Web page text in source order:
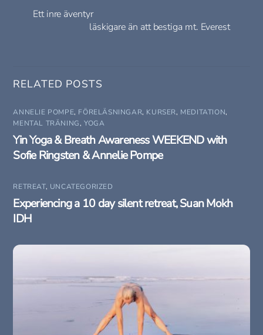
Ett inre äventyr
läskigare än att bestiga mt. Everest
RELATED POSTS
ANNELIE POMPE, FÖRELÄSNINGAR, KURSER, MEDITATION,
MENTAL TRÄNING,YOGA
Yin Yoga & Breath Awareness WEEKEND with
Sofie Ringsten & Annelie Pompe
RETREAT, UNCATEGORIZED
Experiencing a 10 day silent retreat, Suan Mokh
IDH